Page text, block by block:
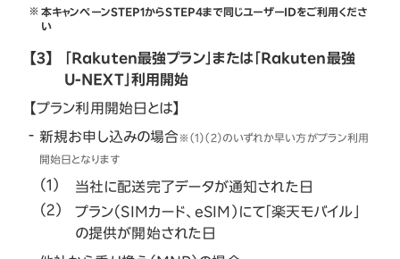
本キャンペーンSTEP1からSTEP4まで同じユーザーIDをご利用くださ
い
【3】
「Rakuten最強プラン」または「Rakuten最強
U-NEXT」利用開始
【プラン利用開始日とは】
新規お申し込みの場合 ※（1）（2）のいずれか早い方がプラン利用
開始日となります
当社に配送完了データが通知された日
プラン（SIMカード、eSIM）にて「楽天モバイル」
の提供が開始された日